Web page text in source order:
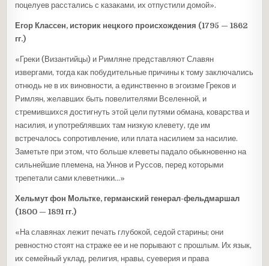
поцелуев расстались с казаками, их отпустили домой».
Егор Классен, историк нецкого происхождения (1795 — 1862
гг.)
«Греки (Византийцы) и Римляне представляют Славян
извергами, тогда как побудительные причины к тому заключались
отнюдь не в их виновности, а единственно в эгоизме Греков и
Римлян, желавших быть повелителями Вселенной, и
стремившихся достигнуть этой цели путями обмана, коварства и
насилия, и употреблявших там низкую клевету, где им
встречалось сопротивление, или плата насилием за насилие.
Заметьте при этом, что больше клеветы падало обыкновенно на
сильнейшие племена, на Уннов и Руссов, перед которыми
трепетали сами клеветники…»
Хельмут фон Мольтке, германский генерал-фельдмаршал
(1800 — 1891 гг.)
«На славянах лежит печать глубокой, седой старины; они
ревностно стоят на страже ее и не порывают с прошлым. Их язык,
их семейный уклад, религия, нравы, суеверия и права